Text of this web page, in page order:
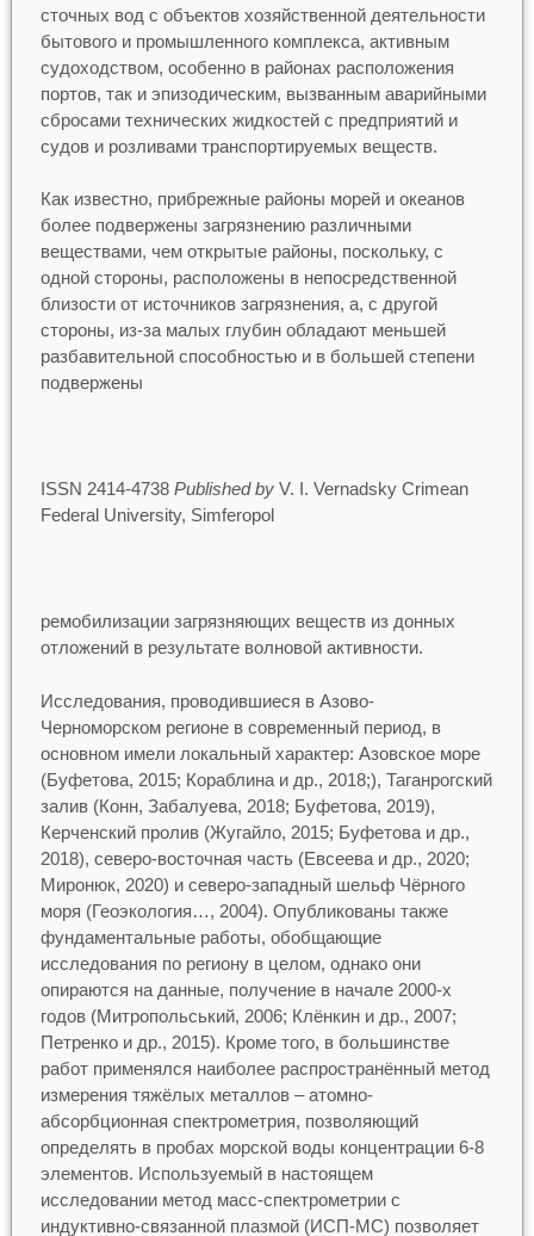
сточных вод с объектов хозяйственной деятельности
бытового и промышленного комплекса, активным
судоходством, особенно в районах расположения
портов, так и эпизодическим, вызванным аварийными
сбросами технических жидкостей с предприятий и
судов и розливами транспортируемых веществ.
Как известно, прибрежные районы морей и океанов
более подвержены загрязнению различными
веществами, чем открытые районы, поскольку, с
одной стороны, расположены в непосредственной
близости от источников загрязнения, а, с другой
стороны, из-за малых глубин обладают меньшей
разбавительной способностью и в большей степени
подвержены
ISSN 2414-4738 Published byV. I. Vernadsky Crimean
Federal University, Simferopol
ремобилизации загрязняющих веществ из донных
отложений в результате волновой активности.
Исследования, проводившиеся в Азово-
Черноморском регионе в современный период, в
основном имели локальный характер: Азовское море
(Буфетова, 2015; Кораблина и др., 2018;), Таганрогский
залив (Конн, Забалуева, 2018; Буфетова, 2019),
Керченский пролив (Жугайло, 2015; Буфетова и др.,
2018), северо-восточная часть (Евсеева и др., 2020;
Миронюк, 2020) и северо-западный шельф Чёрного
моря (Геоэкология…, 2004). Опубликованы также
фундаментальные работы, обобщающие
исследования по региону в целом, однако они
опираются на данные, получение в начале 2000-х
годов (Митропольський, 2006; Клёнкин и др., 2007;
Петренко и др., 2015). Кроме того, в большинстве
работ применялся наиболее распространённый метод
измерения тяжёлых металлов – атомно-
абсорбционная спектрометрия, позволяющий
определять в пробах морской воды концентрации 6-8
элементов. Используемый в настоящем
исследовании метод масс-спектрометрии с
индуктивно-связанной плазмой (ИСП-МС) позволяет